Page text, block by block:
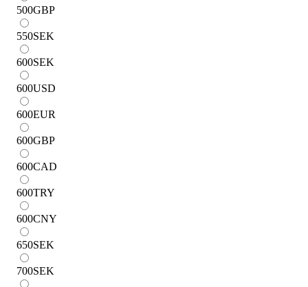
500GBP
550SEK
600SEK
600USD
600EUR
600GBP
600CAD
600TRY
600CNY
650SEK
700SEK